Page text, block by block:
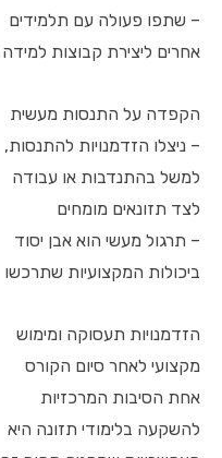
– שתפו פעולה עם תלמידים
אחרים ליצירת קבוצות למידה
הקפדה על התנסות מעשית
– ניצלו הזדמנויות להתנסות,
למשל בהתנדבות או עבודה
לצד תזונאים מומחים
– תרגול מעשי הוא אבן יסוד
ביכולות המקצועיות שתרכשו
הזדמנויות תעסוקה ומימוש
מקצועי לאחר סיום הקורס
אחת הסיבות המרכזיות
להשקעה בלימודי תזונה היא